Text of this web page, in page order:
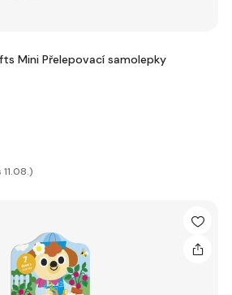
Mini Přelepovací samolepky